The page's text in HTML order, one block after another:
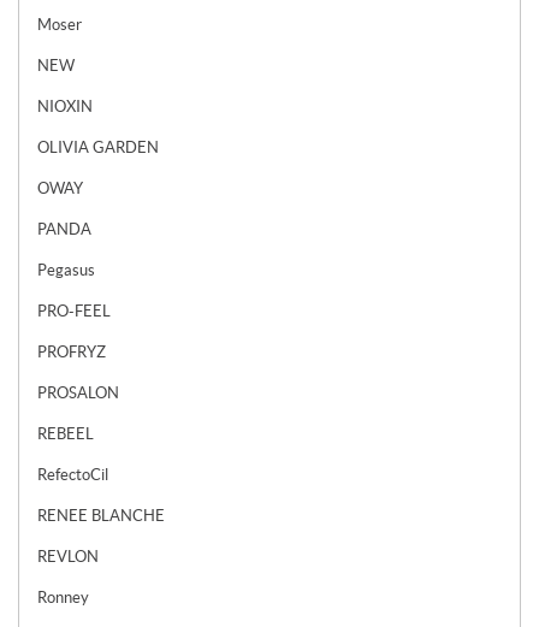
Moser
NEW
NIOXIN
OLIVIA GARDEN
OWAY
PANDA
Pegasus
PRO-FEEL
PROFRYZ
PROSALON
REBEEL
RefectoCil
RENEE BLANCHE
REVLON
Ronney